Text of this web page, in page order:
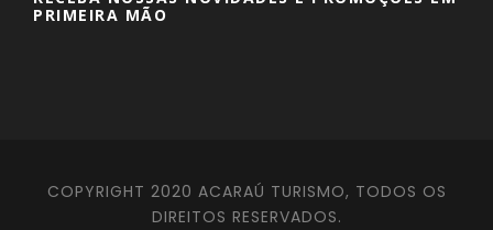
PRIMEIRA MÃO
COPYRIGHT 2020 ACARAÚ TURISMO, TODOS OS
DIREITOS RESERVADOS.